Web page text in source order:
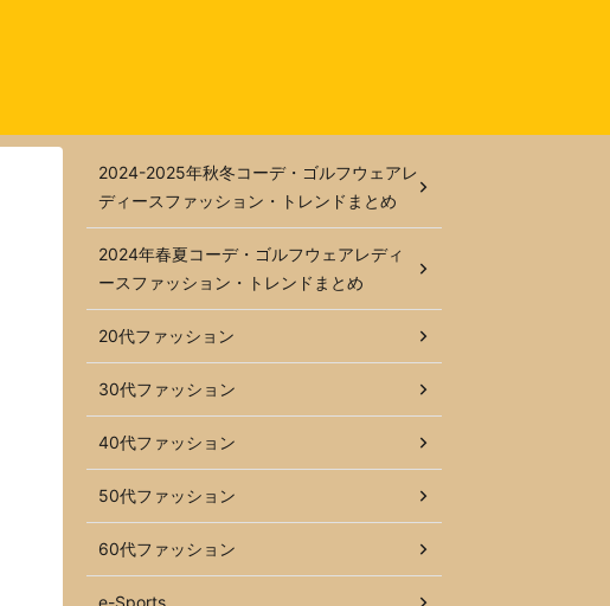
2024-2025年秋冬コーデ・ゴルフウェアレ
ディースファッション・トレンドまとめ
2024年春夏コーデ・ゴルフウェアレディ
ースファッション・トレンドまとめ
20代ファッション
30代ファッション
40代ファッション
50代ファッション
60代ファッション
e-Sports